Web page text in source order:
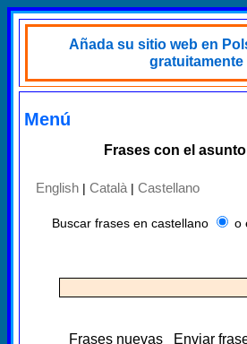
Añada su sitio web en
gratuitamente
Menú
Frases con el asunto
English | Català | Castellano
Buscar frases en castellano o
Frases nuevas Enviar